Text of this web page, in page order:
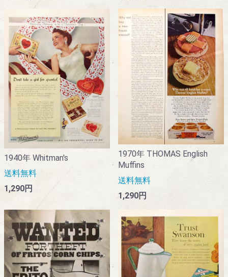
1940年 Whitman's
送料無料
1,290円
1970年 THOMAS English
Muffins
送料無料
1,290円